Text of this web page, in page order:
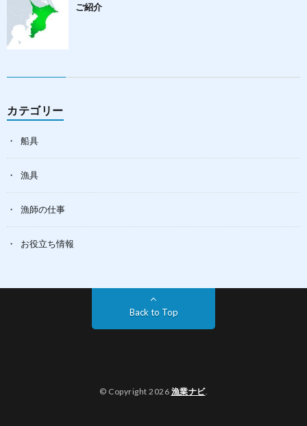
ご紹介
カテゴリー
船具
漁具
漁師の仕事
お役立ち情報
Back to Top
© Copyright 2026 漁業ナビ.